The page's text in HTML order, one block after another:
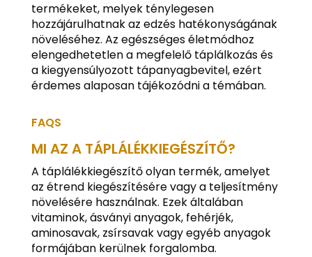
termékeket, melyek ténylegesen
hozzájárulhatnak az edzés hatékonyságának
növeléséhez. Az egészséges életmódhoz
elengedhetetlen a megfelelő táplálkozás és
a kiegyensúlyozott tápanyagbevitel, ezért
érdemes alaposan tájékozódni a témában.
FAQS
MI AZ A TÁPLÁLÉKKIEGÉSZÍTŐ?
A táplálékkiegészítő olyan termék, amelyet
az étrend kiegészítésére vagy a teljesítmény
növelésére használnak. Ezek általában
vitaminok, ásványi anyagok, fehérjék,
aminosavak, zsírsavak vagy egyéb anyagok
formájában kerülnek forgalomba.